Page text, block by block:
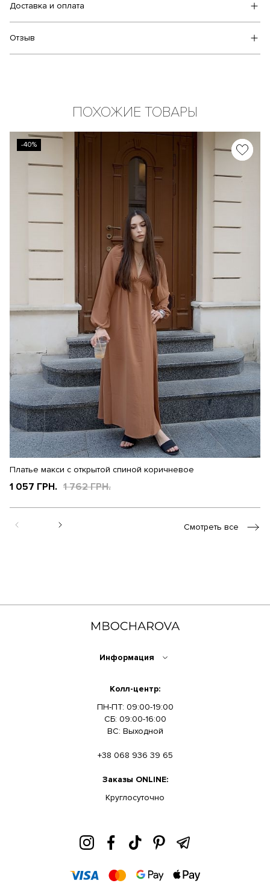
Доставка и оплата
Отзыв
ПОХОЖИЕ ТОВАРЫ
-40%
Платье макси с открытой спиной коричневое
1 057 ГРН. 1 762 ГРН.
Смотреть все
Информация
Колл-центр:
ПН-ПТ: 09:00-19:00
СБ: 09:00-16:00
ВС: Выходной
+38 068 936 39 65
Заказы ONLINE:
Круглосуточно